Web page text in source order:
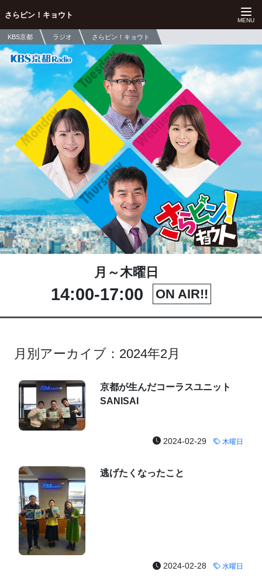
さらピン！キョウト
KBS京都 ラジオ さらピン！キョウト
月～木曜日
14:00-17:00 ON AIR!!
月別アーカイブ：2024年2月
京都が生んだコーラスユニット
SANISAI
2024-02-29 木曜日
逃げたくなったこと
2024-02-28 水曜日